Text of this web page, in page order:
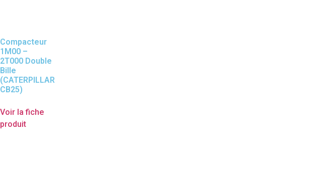
Compacteur
1M00 –
2T000 Double
Bille
(CATERPILLAR
CB25)
Voir la fiche
produit